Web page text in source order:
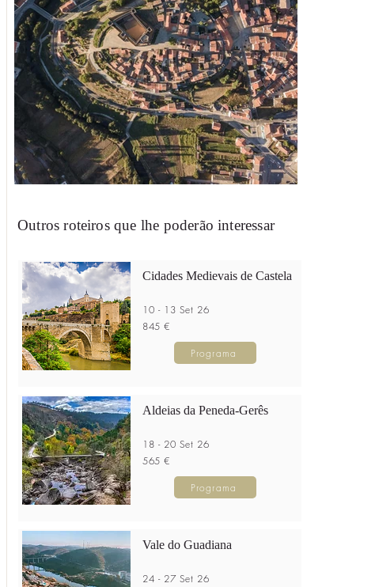
Outros roteiros que lhe poderão interessar
Cidades Medievais de Castela
10 - 13 Set 26
845 €
Programa
Aldeias da Peneda-Gerês
18 - 20 Set 26
565 €
Programa
Vale do Guadiana
24 - 27 Set 26